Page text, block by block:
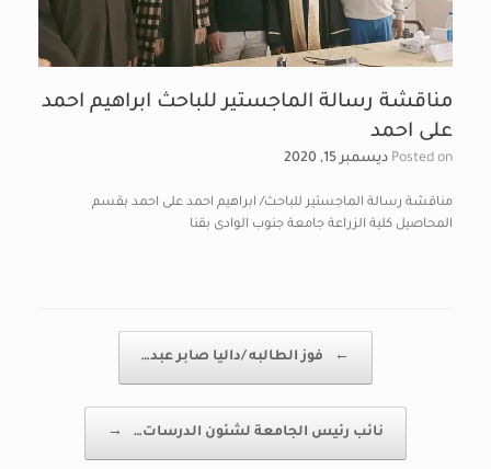
مناقشة رسالة الماجستير للباحث ابراهيم احمد
على احمد
Posted on ديسمبر 15, 2020
المحاصيل كلية الزراعة جامعة جنوب الوادى بقنا
← فوز الطالبه /داليا صابر عبد…
نائب رئيس الجامعة لشئون الدرسات… →